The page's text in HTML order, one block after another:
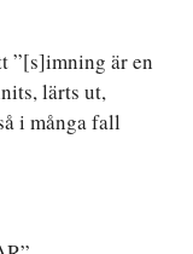
”[s]imning är en
lärts ut,
i många fall